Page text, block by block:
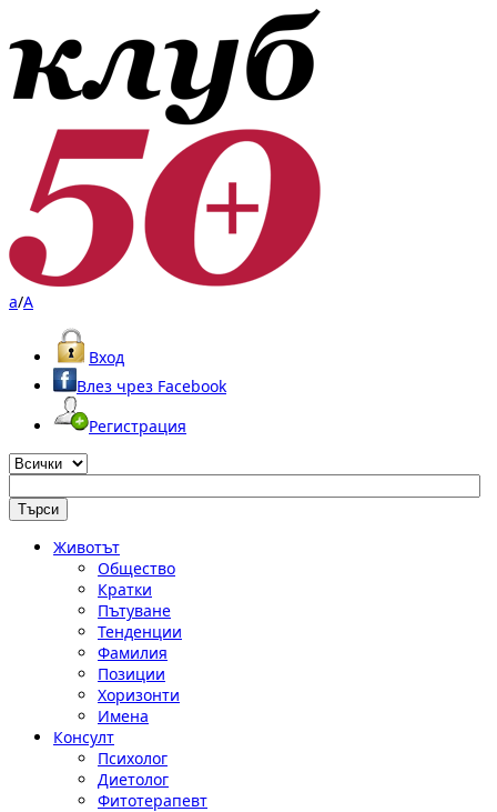
a/A
Вход
Влез чрез Facebook
Регистрация
Животът
Общество
Кратки
Пътуване
Тенденции
Фамилия
Позиции
Хоризонти
Имена
Консулт
Психолог
Диетолог
Фитотерапевт